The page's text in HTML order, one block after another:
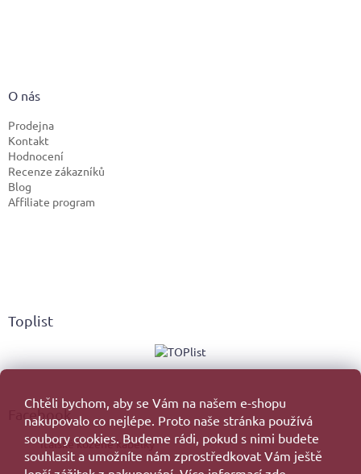
Chtěli bychom, aby se Vám na našem e-shopu
nakupovalo co nejlépe. Proto naše stránka používá
soubory cookies. Budeme rádi, pokud s nimi budete
souhlasit a umožníte nám zprostředkovat Vám ještě
O nás
Prodejna
Kontakt
Hodnocení
Recenze zákazníků
Blog
Affiliate program
Toplist
Facebook
Italské kožené kabelky